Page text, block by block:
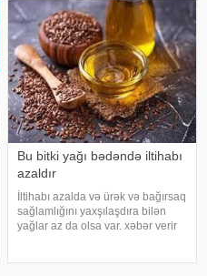
Bu bitki yağı bədəndə iltihabı
azaldır
İltihabı azalda və ürək və bağırsaq
sağlamlığını yaxşılaşdıra bilən
yağlar az da olsa var. xəbər verir